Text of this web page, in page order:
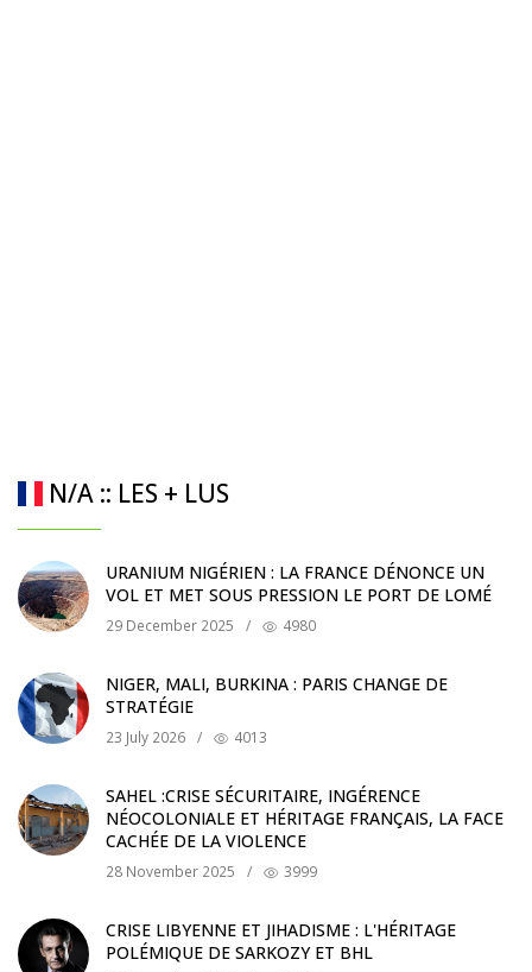
N/A :: LES + LUS
URANIUM NIGÉRIEN : LA FRANCE DÉNONCE UN
VOL ET MET SOUS PRESSION LE PORT DE LOMÉ
29 December 2025 / 4980
NIGER, MALI, BURKINA : PARIS CHANGE DE
STRATÉGIE
23 July 2026 / 4013
SAHEL :CRISE SÉCURITAIRE, INGÉRENCE
NÉOCOLONIALE ET HÉRITAGE FRANÇAIS, LA FACE
CACHÉE DE LA VIOLENCE
28 November 2025 / 3999
CRISE LIBYENNE ET JIHADISME : L'HÉRITAGE
POLÉMIQUE DE SARKOZY ET BHL